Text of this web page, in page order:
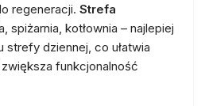
regeneracji. Strefa
spiżarnia, kotłownia – najlepiej
strefy dziennej, co ułatwia
funkcjonalność